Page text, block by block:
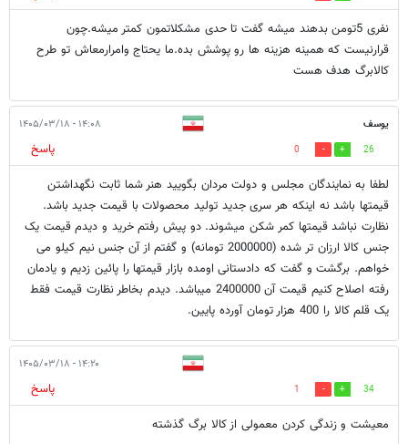
نفری 5تومن بدهند میشه گفت تا حدی مشکلاتمون کمتر میشه.چون
قرارنیست که همینه هزینه ها رو پوشش بده.ما یحتاج وامرارمعاش تو طرح
کالابرگ هدف هست
یوسف ۱۴:۰۸ - ۱۴۰۵/۰۳/۱۸
26
0
پاسخ
لطفا به نمایندگان مجلس و دولت مردان بگویید هنر شما ثابت نگهداشتن
قیمتها باشد نه اینکه هر سری جدید تولید محصولات با قیمت جدید باشد.
نظارت نباشد قیمتها کمر شکن میشوند. دو پیش رفتم خرید و دیدم قیمت یک
جنس کالا ارزان تر شده (2000000 تومانه) و گفتم از آن جنس نیم کیلو می
خواهم. برگشت و گفت که دادستانی اومده بازار قیمتها را پائین زدیم و یادمان
رفته اصلاح کنیم قیمت آن 2400000 میباشد. دیدم بخاطر نظارت قیمت فقط
یک قلم کالا را 400 هزار تومان آورده پایین.
۱۴:۲۰ - ۱۴۰۵/۰۳/۱۸
34
1
پاسخ
معیشت و زندگی کردن معمولی از کالا برگ گذشته